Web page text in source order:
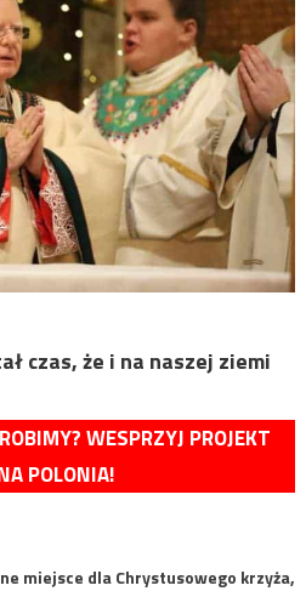
czas, że i na naszej ziemi
WESPRZYJ PROJEKT
POLONIA!
miejsce dla Chrystusowego krzyża,